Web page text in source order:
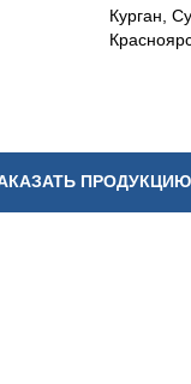
Курган,
ПРОДУКЦИЮ